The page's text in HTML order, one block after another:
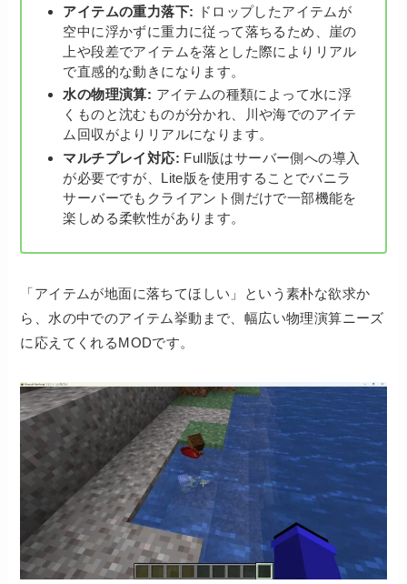
アイテムの重力落下: ドロップしたアイテムが
空中に浮かずに重力に従って落ちるため、崖の
上や段差でアイテムを落とした際によりリアル
で直感的な動きになります。
水の物理演算: アイテムの種類によって水に浮
くものと沈むものが分かれ、川や海でのアイテ
ム回収がよりリアルになります。
マルチプレイ対応: Full版はサーバー側への導入
が必要ですが、Lite版を使用することでバニラ
サーバーでもクライアント側だけで一部機能を
楽しめる柔軟性があります。
「アイテムが地面に落ちてほしい」という素朴な欲求か
ら、水の中でのアイテム挙動まで、幅広い物理演算ニーズ
に応えてくれるMODです。